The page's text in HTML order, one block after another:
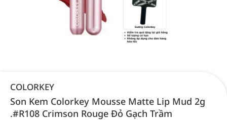
COLORKEY
Son Kem Colorkey Mousse Matte Lip Mud 2g
.#R108 Crimson Rouge Đỏ Gạch Trầm